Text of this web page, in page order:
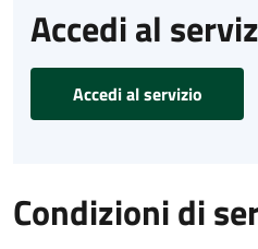
Accedi al
Accedi al servizio
Condizioni di